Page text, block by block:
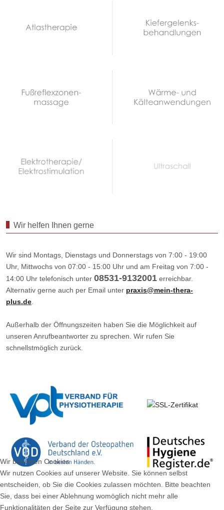
Wir helfen Ihnen gerne
Wir sind Montags, Dienstags und Donnerstags von 7:00 - 19:00
Uhr, Mittwochs von 07:00 - 15:00 Uhr und am Freitag von 7:00 -
14:00 Uhr telefonisch unter 08531-9132001 erreichbar.
Alternativ gerne auch per Email unter praxis@mein-thera-
plus.de
Außerhalb der Öffnungszeiten haben Sie die Möglichkeit auf
unseren Anrufbeantworter zu sprechen. Wir rufen Sie
schnellstmöglich zurück.
Wir benutzen Cookies
Wir nutzen Cookies auf unserer Website. Sie können selbst
entscheiden, ob Sie die Cookies zulassen möchten. Bitte beachten
Sie, dass bei einer Ablehnung womöglich nicht mehr alle
Funktionalitäten der Seite zur Verfügung stehen.